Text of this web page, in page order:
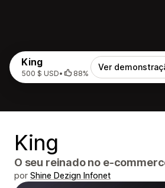
King
500 $ USD• 88%
Ver
King
O seu reinado no e-
por Shine Dezign Infonet